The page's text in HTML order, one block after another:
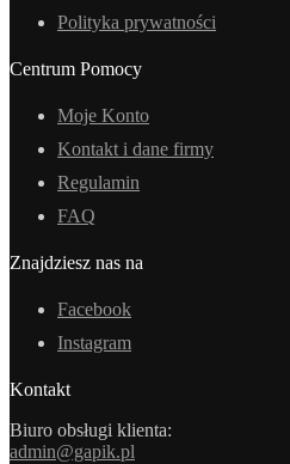
Polityka prywatności
Centrum Pomocy
Moje Konto
Kontakt i dane firmy
Regulamin
FAQ
Znajdziesz nas na
Facebook
Instagram
Kontakt
Biuro obsługi klienta:
admin@gapik.pl